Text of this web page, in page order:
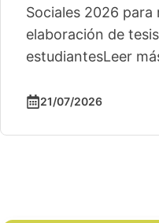
Sociales 2026 para
elaboración de
estudiantesLeer
21/07/2026